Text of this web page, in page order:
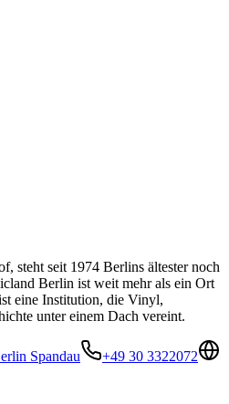
steht seit 1974 Berlins ältester noch
Berlin ist weit mehr als ein Ort
eine Institution, die Vinyl,
unter einem Dach vereint.
Spandau
+49 30 3322072